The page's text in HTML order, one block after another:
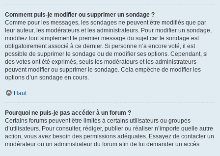
Comment puis-je modifier ou supprimer un sondage ?
Comme pour les messages, les sondages ne peuvent être modifiés que par
leur auteur, les modérateurs et les administrateurs. Pour modifier un sondage,
modifiez tout simplement le premier message du sujet car le sondage est
obligatoirement associé à ce dernier. Si personne n’a encore voté, il est
possible de supprimer le sondage ou de modifier ses options. Cependant, si
des votes ont été exprimés, seuls les modérateurs et les administrateurs
peuvent modifier ou supprimer le sondage. Cela empêche de modifier les
options d’un sondage en cours.
Haut
Pourquoi ne puis-je pas accéder à un forum ?
Certains forums peuvent être limités à certains utilisateurs ou groupes
d’utilisateurs. Pour consulter, rédiger, publier ou réaliser n’importe quelle autre
action, vous avez besoin des permissions adéquates. Essayez de contacter un
modérateur ou un administrateur du forum afin de lui demander un accès.